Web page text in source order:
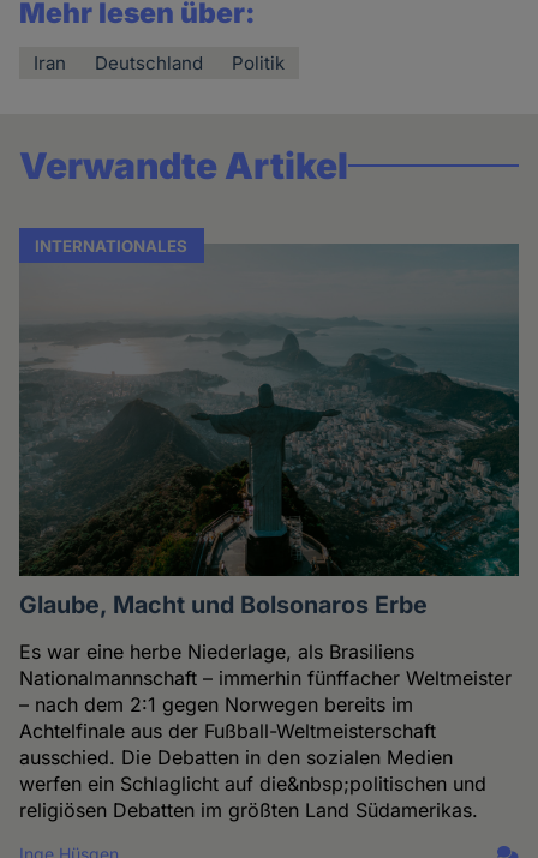
Mehr lesen über:
Iran Deutschland Politik
Verwandte Artikel
INTERNATIONALES
Glaube, Macht und Bolsonaros Erbe
Es war eine herbe Niederlage, als Brasiliens
Nationalmannschaft – immerhin fünffacher Weltmeister
– nach dem 2:1 gegen Norwegen bereits im
Achtelfinale aus der Fußball-Weltmeisterschaft
ausschied. Die Debatten in den sozialen Medien
werfen ein Schlaglicht auf die&nbsp;politischen und
religiösen Debatten im größten Land Südamerikas.
Inge Hüsgen